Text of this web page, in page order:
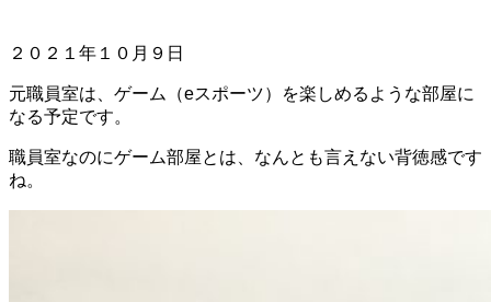
２０２１年１０月９日
元職員室は、ゲーム（eスポーツ）を楽しめるような部屋に
なる予定です。
職員室なのにゲーム部屋とは、なんとも言えない背徳感です
ね。